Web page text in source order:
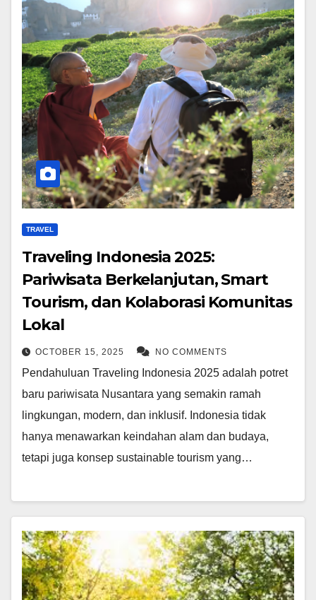
TRAVEL
Traveling Indonesia 2025:
Pariwisata Berkelanjutan, Smart
Tourism, dan Kolaborasi Komunitas
Lokal
OCTOBER 15, 2025 NO COMMENTS
Pendahuluan Traveling Indonesia 2025 adalah potret
baru pariwisata Nusantara yang semakin ramah
lingkungan, modern, dan inklusif. Indonesia tidak
hanya menawarkan keindahan alam dan budaya,
tetapi juga konsep sustainable tourism yang…